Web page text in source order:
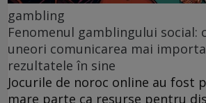
gambling
Fenomenul gamblingului social:
uneori comunicarea mai
rezultatele în sine
Jocurile de noroc online au fost
mare parte ca resurse pentru